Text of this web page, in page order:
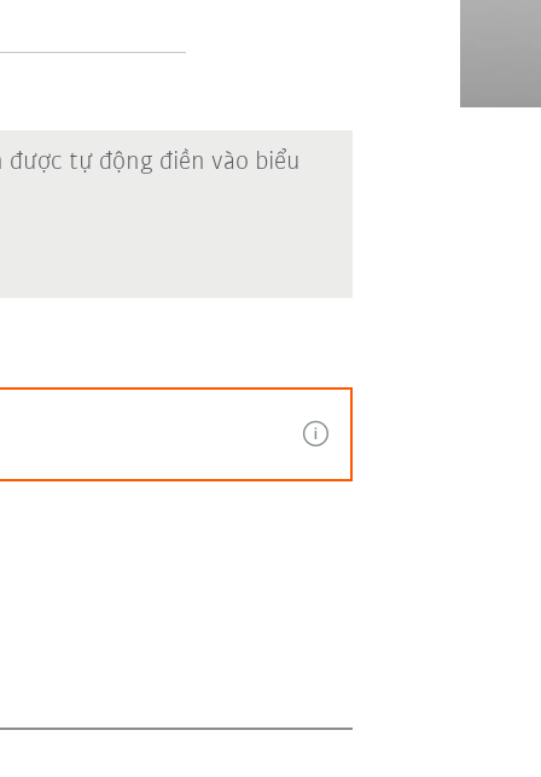
tự động điền vào biểu